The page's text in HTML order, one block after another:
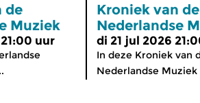
de
Muziek
uur
Kroniek van de
Nederlandse
di 21 jul 2026
In deze Kroniek van
Nederlandse